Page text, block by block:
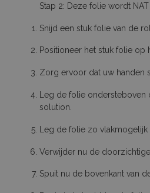
Stap 2: Deze folie wordt
Snijd een stuk folie van de
Positioneer het stuk folie
Zorg ervoor dat uw handen
Leg de folie
solution.
Leg de folie zo
Verwijder nu de
Spuit nu de bovenkant van